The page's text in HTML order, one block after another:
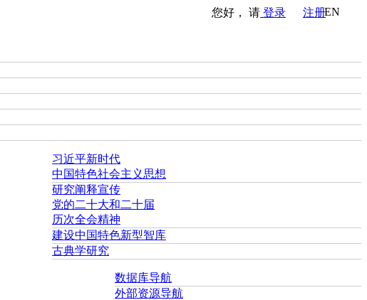
您好， 请 登录 注册EN
习近平新时代
中国特色社会主义思想
研究阐释宣传
党的二十大和二十届
历次全会精神
建设中国特色新型智库
古典学研究
数据库导航
外部资源导航